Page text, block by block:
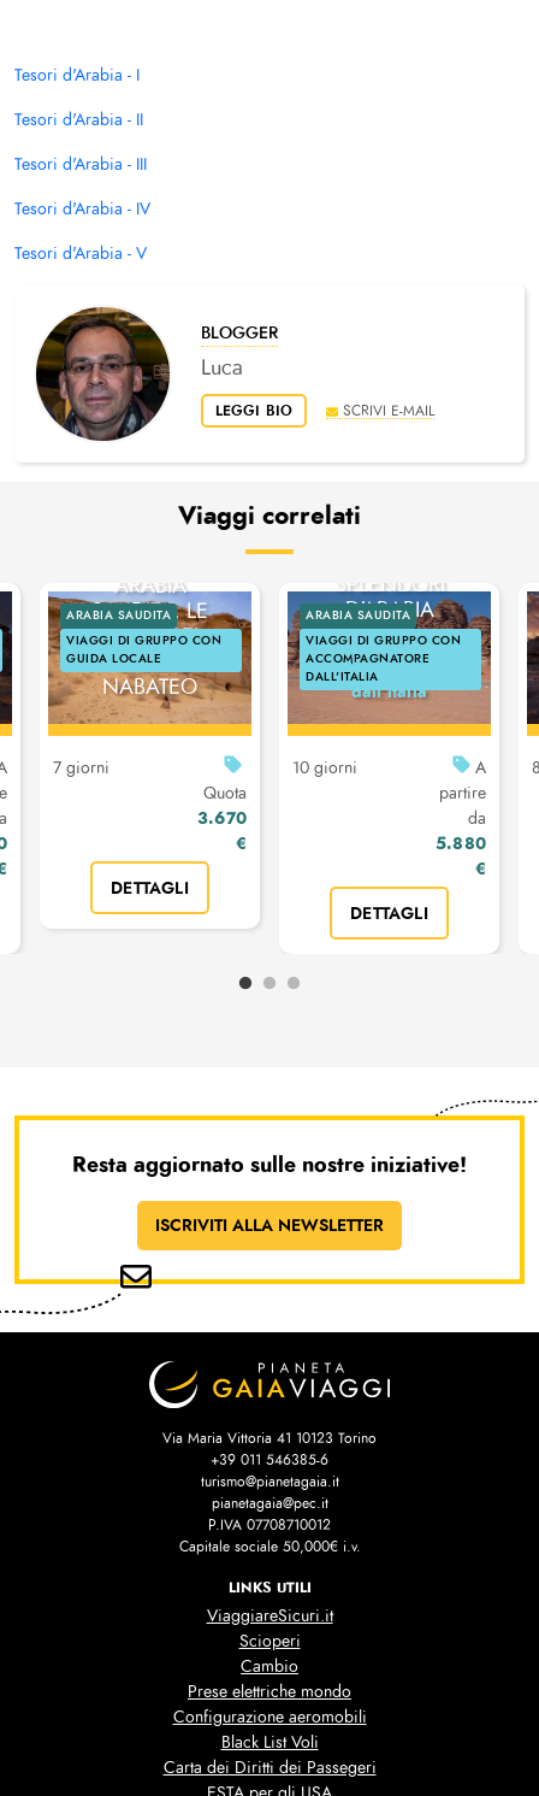
Tesori d'Arabia - I
Tesori d'Arabia - II
Tesori d'Arabia - III
Tesori d'Arabia - IV
Tesori d'Arabia - V
BLOGGER
Luca
SCRIVI E-MAIL
LEGGI BIO
Viaggi correlati
ARABIA SAUDITA
VIAGGI DI GRUPPO CON
GUIDA LOCALE
ARABIA
SAUDITA, LE
RADICI DEL
REGNO
NABATEO
7 giorni
Quota
3.670
€
DETTAGLI
ARABIA SAUDITA
VIAGGI DI GRUPPO CON
ACCOMPAGNATORE
DALL'ITALIA
SPLENDORI
D'ARABIA
Accompagnatore
dall'italia
10 giorni
A
partire
da
5.880
€
DETTAGLI
Resta aggiornato sulle nostre iniziative!
ISCRIVITI ALLA NEWSLETTER
Via Maria Vittoria 41 10123 Torino
+39 011 546385-6
turismo@pianetagaia.it
pianetagaia@pec.it
P.IVA 07708710012
Capitale sociale 50,000€ i.v.
LINKS UTILI
ViaggiareSicuri.it
Scioperi
Cambio
Prese elettriche mondo
Configurazione aeromobili
Black List Voli
Carta dei Diritti dei Passegeri